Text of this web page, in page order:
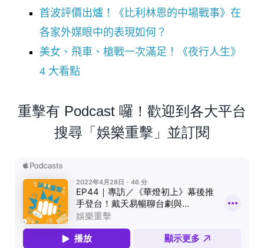
首波評價出爐！《比利林恩的中場戰事》在
各家外媒眼中的表現如何？
美女、飛車、槍戰一次滿足！《夜行人生》
4 大看點
重擊有 Podcast 囉！歡迎到各大平台
搜尋「娛樂重擊」並訂閱